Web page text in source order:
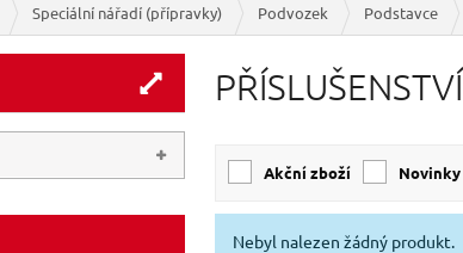
Speciální nářadí (přípravky) Podvozek Podstavce
159 Kč
Akční zboží Novinky
Nebyl nalezen žádný produkt.